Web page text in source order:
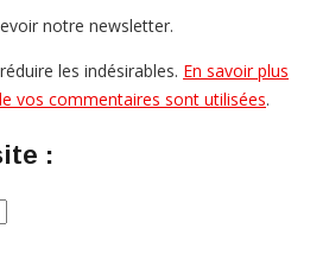
notre newsletter.
les indésirables. En savoir plus
vos commentaires sont utilisées.
: